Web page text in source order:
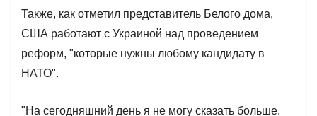
Также, как отметил представитель Белого дома,
США работают с Украиной над проведением
реформ, "которые нужны любому кандидату в
НАТО".
"На сегодняшний день я не могу сказать больше.